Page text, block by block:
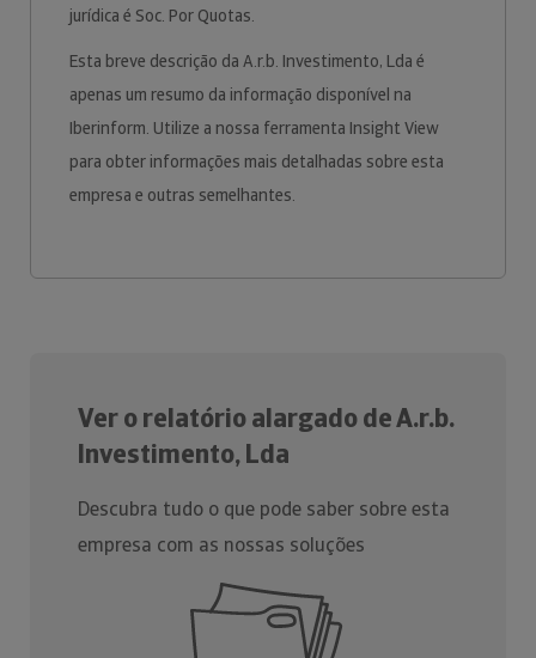
jurídica é Soc. Por Quotas.
Esta breve descrição da A.r.b. Investimento, Lda é
apenas um resumo da informação disponível na
Iberinform. Utilize a nossa ferramenta Insight View
para obter informações mais detalhadas sobre esta
empresa e outras semelhantes.
Ver o relatório alargado de A.r.b.
Investimento, Lda
Descubra tudo o que pode saber sobre esta
empresa com as nossas soluções